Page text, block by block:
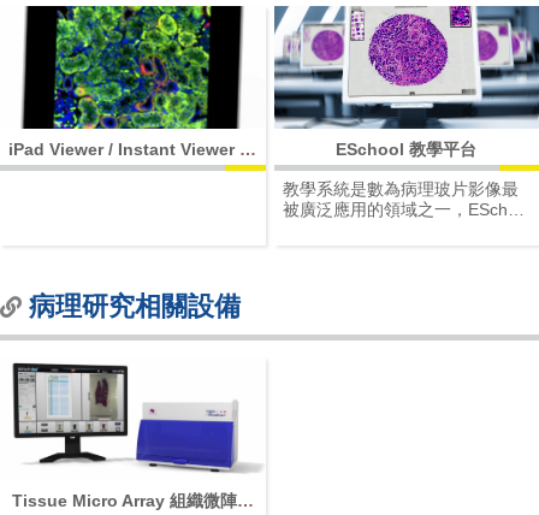
能，能夠儲存巨觀圖像及玻片影
像。由於結構靈活、開放性高，
提供多樣化的整合端口，因此可
以適用於多種領域，無論是醫學
領域、研究應用或者醫學教育。
瀏覽、研究及教學，並可以在各
種平台、設備上安裝使用此一軟
體（微軟的作業系統為主）。
iPad Viewer / Instant Viewer 數
位玻片影像閱片軟體（For iPad /
ESchool 教學平台
教學系統是數為病理玻片影像最
被廣泛應用的領域之一，ESchool
病理研究相關設備
Tissue Micro Array 組織微陣列